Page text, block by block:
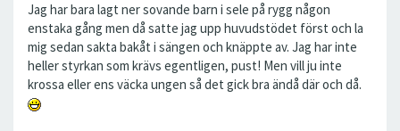
Jag har bara lagt ner sovande barn i sele på rygg någon
enstaka gång men då satte jag upp huvudstödet först och la
mig sedan sakta bakåt i sängen och knäppte av. Jag har inte
heller styrkan som krävs egentligen, pust! Men vill ju inte
krossa eller ens väcka ungen så det gick bra ändå där och då.